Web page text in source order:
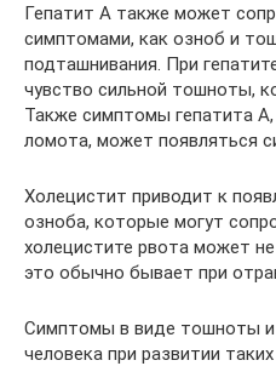
Гепатит А также может
симптомами, как озноб и
подташнивания. При
чувство сильной тошноты,
Также симптомы гепатита
ломота, может появляться
Холецистит приводит к
озноба, которые могут
холецистите рвота может
это обычно бывает при
Симптомы в виде тошноты и
человека при развитии